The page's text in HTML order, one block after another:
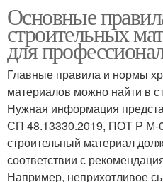
хранению
Основные
строительных
для
Главные правила и нормы
материалов можно найти в
Нужная информация
СП 48.13330.2019, ПОТ Р М-
строительный материал
соответствии с
Например, неприхотливое